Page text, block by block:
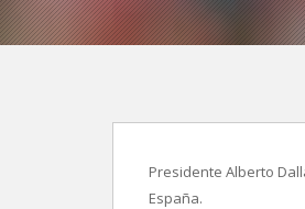
Presidente Alberto
España.